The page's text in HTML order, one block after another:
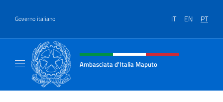
Governo italiano IT EN PT
Site, social e cabeçalho do menu
Ambasciata d'Italia Maputo